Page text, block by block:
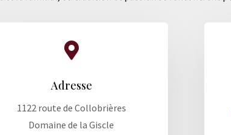

Adresse
1122 route de Collobrières
Domaine de la Giscle